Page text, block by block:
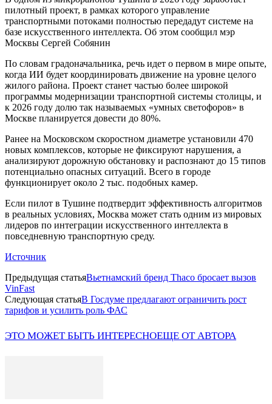
пилотный проект, в рамках которого управление
транспортными потоками полностью передадут системе на
базе искусственного интеллекта. Об этом сообщил мэр
Москвы Сергей Собянин
По словам градоначальника, речь идет о первом в мире опыте,
когда ИИ будет координировать движение на уровне целого
жилого района. Проект станет частью более широкой
программы модернизации транспортной системы столицы, и
к 2026 году долю так называемых «умных светофоров» в
Москве планируется довести до 80%.
Ранее на Московском скоростном диаметре установили 470
новых комплексов, которые не фиксируют нарушения, а
анализируют дорожную обстановку и распознают до 15 типов
потенциально опасных ситуаций. Всего в городе
функционирует около 2 тыс. подобных камер.
Если пилот в Тушине подтвердит эффективность алгоритмов
в реальных условиях, Москва может стать одним из мировых
лидеров по интеграции искусственного интеллекта в
повседневную транспортную среду.
Источник
Предыдущая статьяВьетнамский бренд Thaco бросает вызов
VinFast
Следующая статьяВ Госдуме предлагают ограничить рост
тарифов и усилить роль ФАС
ЭТО МОЖЕТ БЫТЬ ИНТЕРЕСНОЕЩЕ ОТ АВТОРА